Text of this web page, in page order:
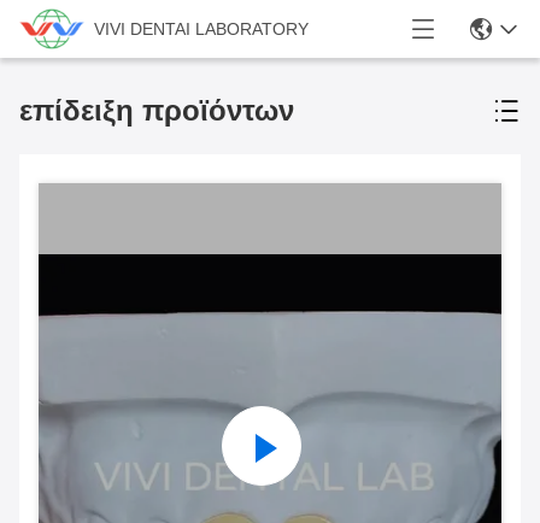
VIVI DENTAI LABORATORY
επίδειξη προϊόντων